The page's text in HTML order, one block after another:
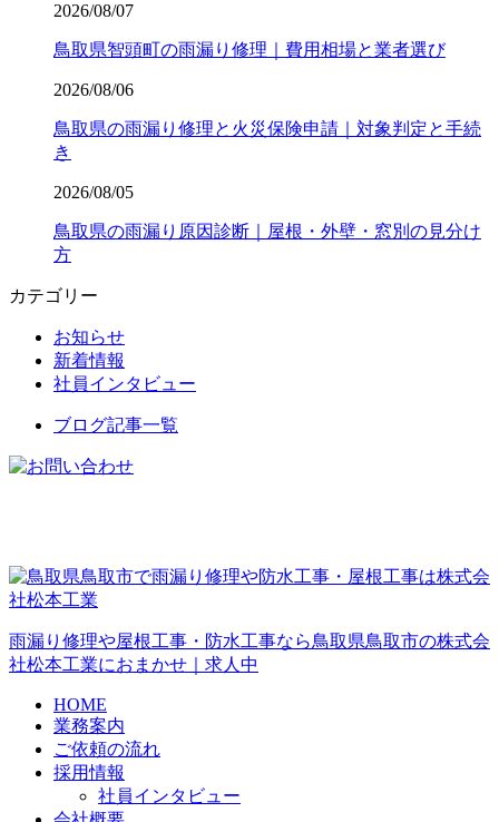
2026/08/07
鳥取県智頭町の雨漏り修理｜費用相場と業者選び
2026/08/06
鳥取県の雨漏り修理と火災保険申請｜対象判定と手続
き
2026/08/05
鳥取県の雨漏り原因診断｜屋根・外壁・窓別の見分け
方
カテゴリー
お知らせ
新着情報
社員インタビュー
ブログ記事一覧
雨漏り修理や屋根工事・防水工事なら鳥取県鳥取市の株式会
社松本工業におまかせ｜求人中
HOME
業務案内
ご依頼の流れ
採用情報
社員インタビュー